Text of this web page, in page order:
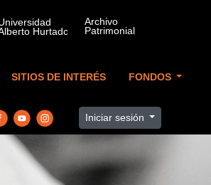
SITIOS DE INTERÉS FONDOS
Iniciar sesión